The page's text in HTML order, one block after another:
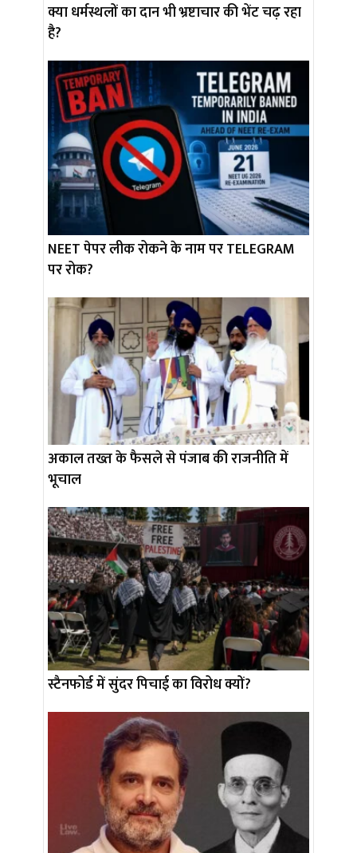
क्या धर्मस्थलों का दान भी भ्रष्टाचार की भेंट चढ़ रहा
है?
NEET पेपर लीक रोकने के नाम पर TELEGRAM
पर रोक?
अकाल तख्त के फैसले से पंजाब की राजनीति में
भूचाल
स्टैनफोर्ड में सुंदर पिचाई का विरोध क्यों?